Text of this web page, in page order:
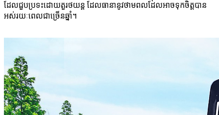
ដែលជួបប្រទះដោយតួរថយន្ត ដែលធានានូវថាមពលដែលអាចទុកចិត្តបាន
អស់រយៈពេលជាច្រើនឆ្នាំ។